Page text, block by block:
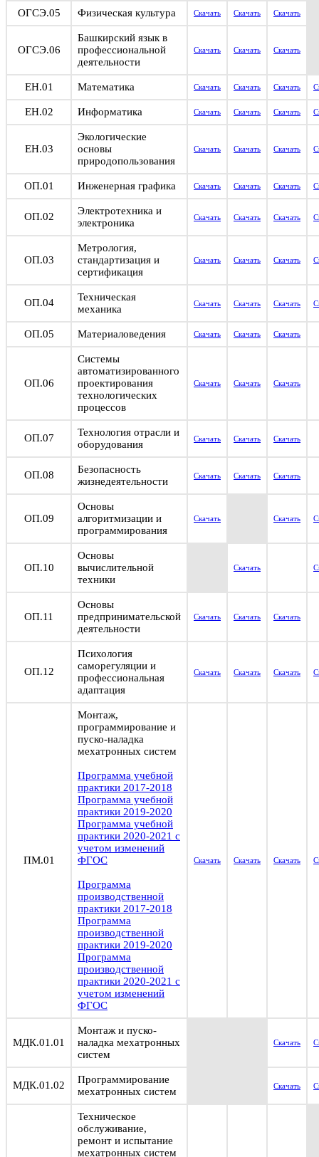
ОГСЭ.05 Физическая культура Скачать Скачать Скачать
ОГСЭ.06
Башкирский язык в
профессиональной
деятельности
Скачать Скачать Скачать
ЕН.01 Математика Скачать Скачать Скачать
ЕН.02 Информатика Скачать Скачать Скачать
ЕН.03
Экологические
основы
природопользования
Скачать Скачать Скачать
ОП.01 Инженерная графика Скачать Скачать Скачать
ОП.02
Электротехника и
электроника
Скачать Скачать Скачать
ОП.03
Метрология,
стандартизация и
сертификация
Скачать Скачать Скачать
ОП.04
Техническая
механика
Скачать Скачать Скачать
ОП.05 Материаловедения Скачать Скачать Скачать
ОП.06
Системы
автоматизированного
проектирования
технологических
процессов
Скачать Скачать Скачать
ОП.07
Технология отрасли и
оборудования
Скачать Скачать Скачать
ОП.08
Безопасность
жизнедеятельности
Скачать Скачать Скачать
ОП.09
Основы
алгоритмизации и
программирования
Скачать Скачать
ОП.10
Основы
вычислительной
техники
Скачать
ОП.11
Основы
предпринимательской
деятельности
Скачать Скачать Скачать
ОП.12
Психология
саморегуляции и
профессиональная
адаптация
Скачать Скачать Скачать
ПМ.01
Монтаж,
программирование и
пуско-наладка
мехатронных систем
Программа учебной
практики 2017-2018
Программа учебной
практики 2019-2020
Программа учебной
практики 2020-2021 с
учетом изменений
ФГОС
Программа
производственной
практики 2017-2018
Программа
производственной
практики 2019-2020
Программа
производственной
практики 2020-2021 с
учетом изменений
ФГОС
Скачать Скачать Скачать
МДК.01.01
Монтаж и пуско-
наладка мехатронных
систем
Скачать
МДК.01.02
Программирование
мехатронных систем
Скачать
Техническое
обслуживание,
ремонт и испытание
мехатронных систем